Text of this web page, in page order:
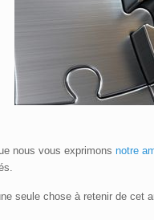
nous vous exprimonsnotre
seule chose à retenir de cet